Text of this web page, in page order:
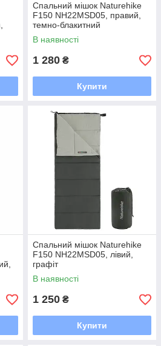
Спальний мішок Naturehike
F150 NH22MSD05, правий,
темно-блакитний
В наявності
1 280 ₴
Купити
Спальний мішок Naturehike
F150 NH22MSD05, лівий,
графіт
В наявності
1 250 ₴
Купити